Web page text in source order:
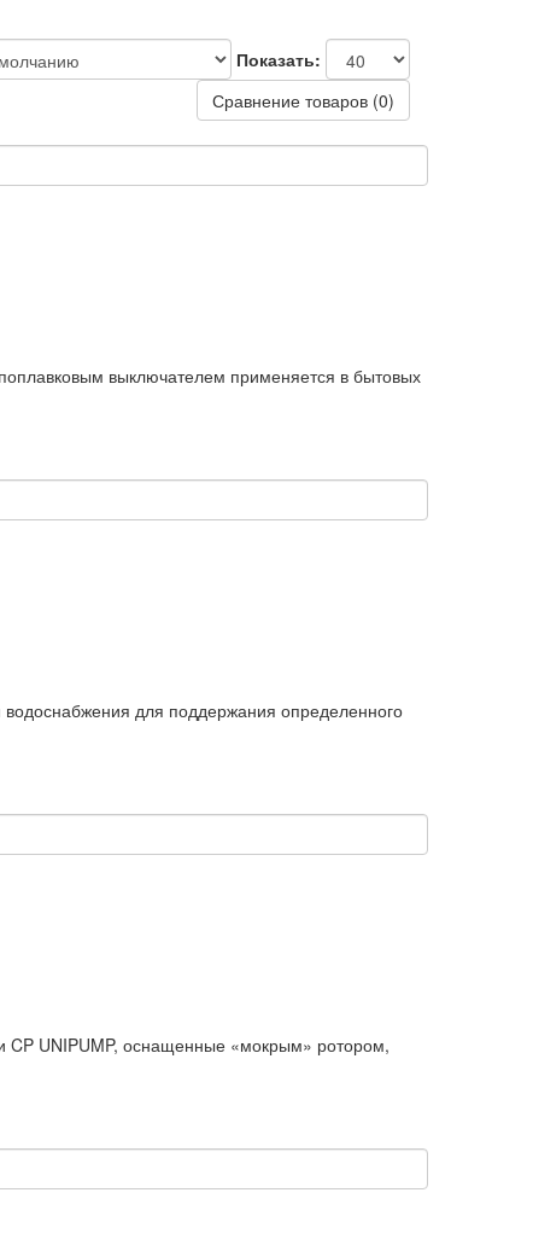
Показать:
Сравнение товаров (0)
выключателем применяется в бытовых
для поддержания определенного
CP UNIPUMP, оснащенные «мокрым» ротором,